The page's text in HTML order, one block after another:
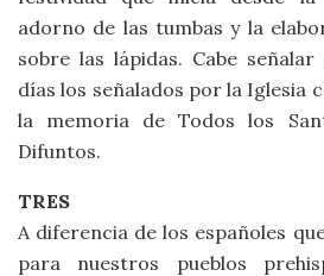
adorno de las tumbas y la
sobre las lápidas. Cabe
días los señalados por la Iglesia
la memoria de Todos los
Difuntos.
TRES
A diferencia de los españoles
para nuestros pueblos